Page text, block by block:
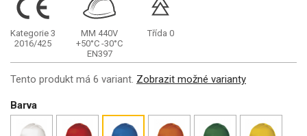
Kategorie 3
2016/425
MM 440V
+50°C -30°C
EN397
Třída 0
Tento produkt má 6 variant. Zobrazit možné varianty
Barva